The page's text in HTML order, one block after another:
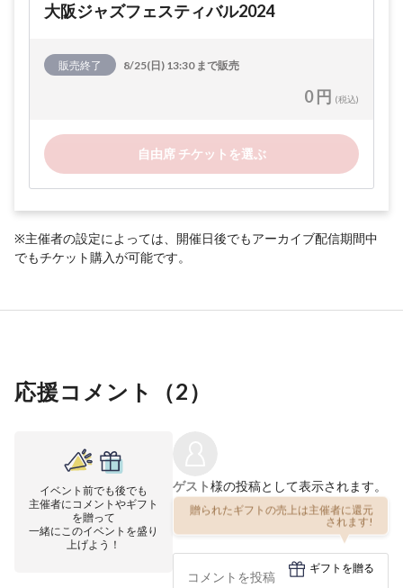
大阪ジャズフェスティバル2024
販売終了 8/25(日) 13:30 まで販売
0 円 (税込)
自由席 チケットを選ぶ
※主催者の設定によっては、開催日後でもアーカイブ配信期間中
でもチケット購入が可能です。
応援コメント（2）
イベント前でも後でも
主催者にコメントやギフト
を贈って
一緒にこのイベントを盛り
上げよう！
ゲスト様の投稿として表示されます。
贈られたギフトの売上は主催者に還元
されます!
ギフトを贈る